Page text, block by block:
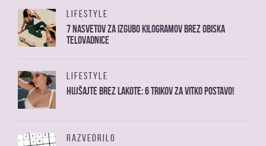
LIFESTYLE
7 nasvetov za izgubo kilogramov brez obiska
telovadnice
LIFESTYLE
Hujšajte brez lakote: 6 trikov za vitko postavo!
RAZVEDRILO